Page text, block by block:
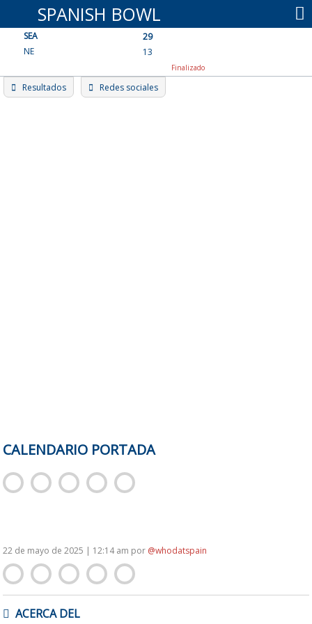
content
SPANISH BOWL
SEA
29
NE
13
Finalizado
Resultados Redes sociales
CALENDARIO PORTADA
22 de mayo de 2025 | 12:14 am por @whodatspain
DEACERCA DEL